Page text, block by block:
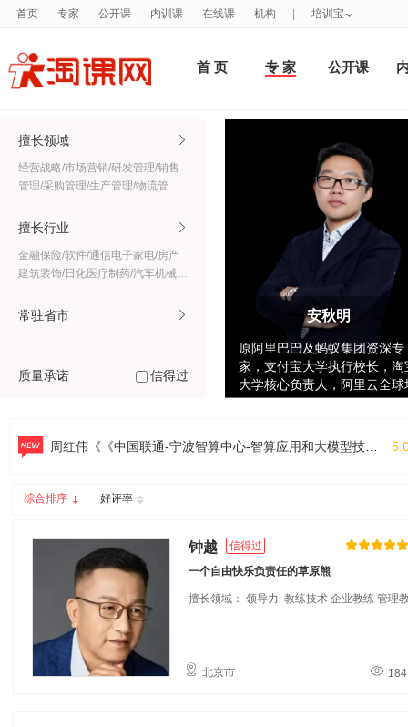
首 页 专 家 公开课
擅长领域 
经营战略/市场营销/研发管理/销售
管理/采购管理/生产管理/物流管理/
发展/质量管理/项目管理/领导力/职
心理学/语言/行政/法规/党政爱国/家
庭亲子/健康养生/政经/新媒体/新技
擅长行业 
金融保险/软件/通信电子家电/房产
建筑装饰/日化医疗制药/汽车机械制
服装纺织/能源化工/交通仓储/休闲
常驻省市 
质量承诺 信得过
安秋明
原阿里巴巴及蚂蚁集团资深专
家，支付宝大学执行校长，淘
大学核心负责人，阿里云全球
训中心领衔专家
李中生《《AI背景下企业营销共识与闭环增长》》案例
周红伟《《中国联通-宁波智算中心-智算应用和大模型技术应用实践案例实操》》案例
综合排序 好评率
钟越
信得过
一个自由快乐负责任的草原熊
擅长领域： 领导力 教练技术 企业教练 管理
北京市
首页 专家 公开课 内训课 在线课 机构 培训宝